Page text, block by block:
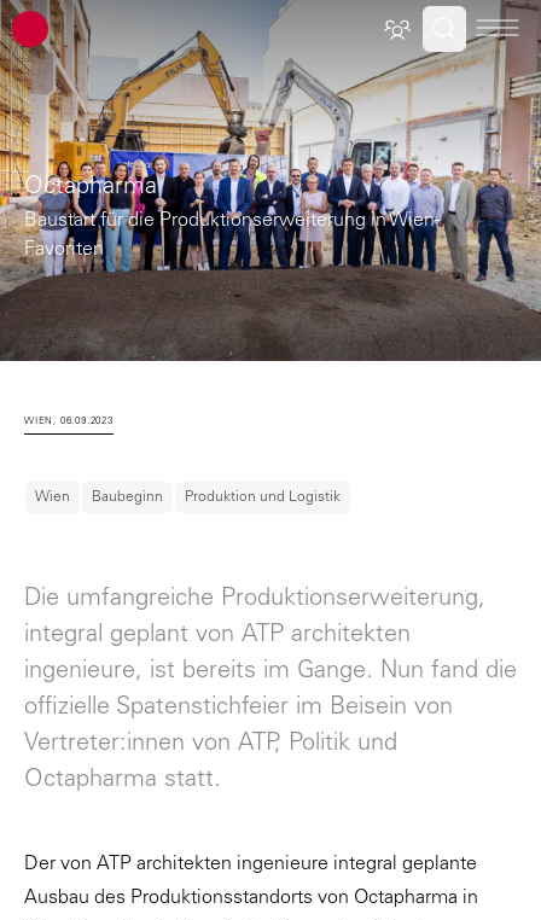
ATP Architekten Ingenieure
Octapharma
Baustart für die Produktionserweiterung in Wien-
Favoriten
WIEN, 06.09.2023
Wien Baubeginn Produktion und Logistik
Die umfangreiche Produktionserweiterung,
integral geplant von ATP architekten
ingenieure, ist bereits im Gange. Nun fand die
offizielle Spatenstichfeier im Beisein von
Vertreter:innen von ATP, Politik und
Octapharma statt.
Der von ATP architekten ingenieure integral geplante
Ausbau des Produktionsstandorts von Octapharma in